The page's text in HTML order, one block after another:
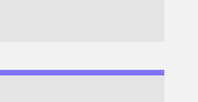
Hypertension: A Predictor of